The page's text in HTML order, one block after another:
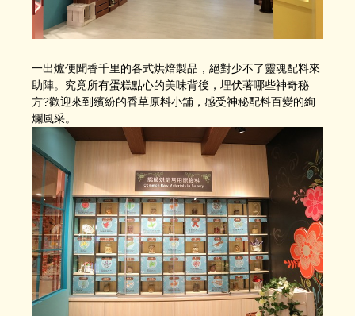
一出爐便聞香千里的各式烘焙製品，絕對少不了靈魂配料來
助陣。究竟所有蛋糕點心的美味背後，埋伏著哪些神奇秘
方?歡迎來到繽紛的香草原料小舖，感受神秘配料百變的絢
爛風采。